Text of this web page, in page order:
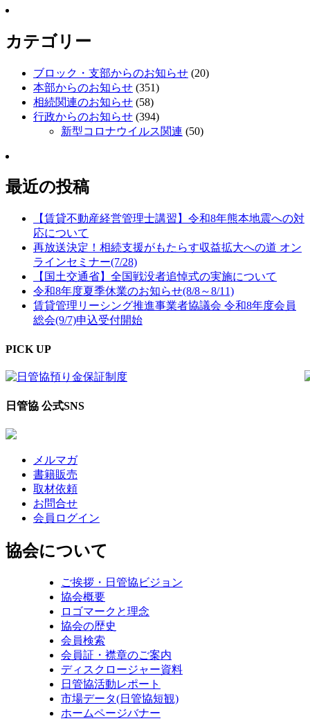
カテゴリー
ブロック・支部からのお知らせ (20)
本部からのお知らせ (351)
相続関連のお知らせ (58)
行政からのお知らせ (394)
新型コロナウイルス関連 (50)
最近の投稿
【賃貸不動産経営管理士講習】令和8年熊本地震への対
応について
再放送決定！相続支援がもたらす収益拡大への道 オン
ラインセミナー(7/28)
【国土交通省】全国戦没者追悼式の実施について
令和8年度夏季休業のお知らせ(8/8～8/11)
賃貸管理リーシング推進事業者協議会 令和8年度会員
総会(9/7)申込受付開始
PICK UP
日管協 公式SNS
メルマガ
書籍販売
取材依頼
お問合せ
会員ログイン
協会について
ご挨拶・日管協ビジョン
協会概要
ロゴマークと理念
協会の歴史
会員検索
会員証・襟章のご案内
ディスクロージャー資料
日管協活動レポート
市場データ(日管協短観)
ホームページバナー